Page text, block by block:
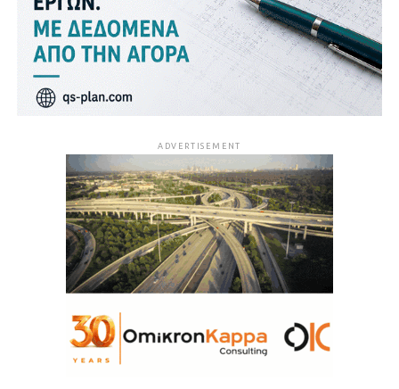
ADVERTISEMENT